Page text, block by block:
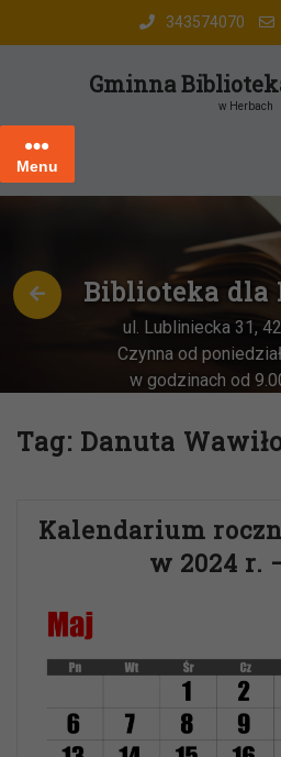
343574070
Gminna
w Herbach
Menu
Biblioteka dla
ul. Lubliniecka 31,
Czynna od
w godzinach od
w godz. 9:00-
Tag: Danuta
Kalendarium
w 2024 r.